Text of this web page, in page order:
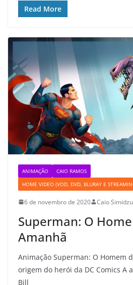
Read More
ANIMAÇÃO
CAIO RAMOS
HOME VIDEO (VOD, DVD, BLURAY E
6 de novembro de 2020 Caio Simidzu
Superman: O
Amanhã
Animação Superman: O Homem
origem do herói da DC Comics A
Bill